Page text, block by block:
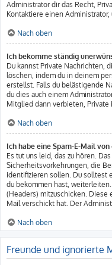
Administrator dir das Recht,
Kontaktiere einen
Nach oben
Ich bekomme ständig
Du kannst Private Nachrichten,
löschen, indem du in deinem
erstellst. Falls du belästigende
du dies auch einem
Mitglied dann verbieten, Private
Nach oben
Ich habe eine Spam-E-Mail
Es tut uns leid, das zu hören.
Sicherheitsvorkehrungen, die
identifizieren sollen. Du solltest
du bekommen hast,
(Headers) mitzuschicken. Diese
Mail verschickt hat. Der
Nach oben
Freunde und ignorierte